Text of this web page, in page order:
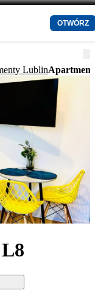
OTWÓRZ
Lublin